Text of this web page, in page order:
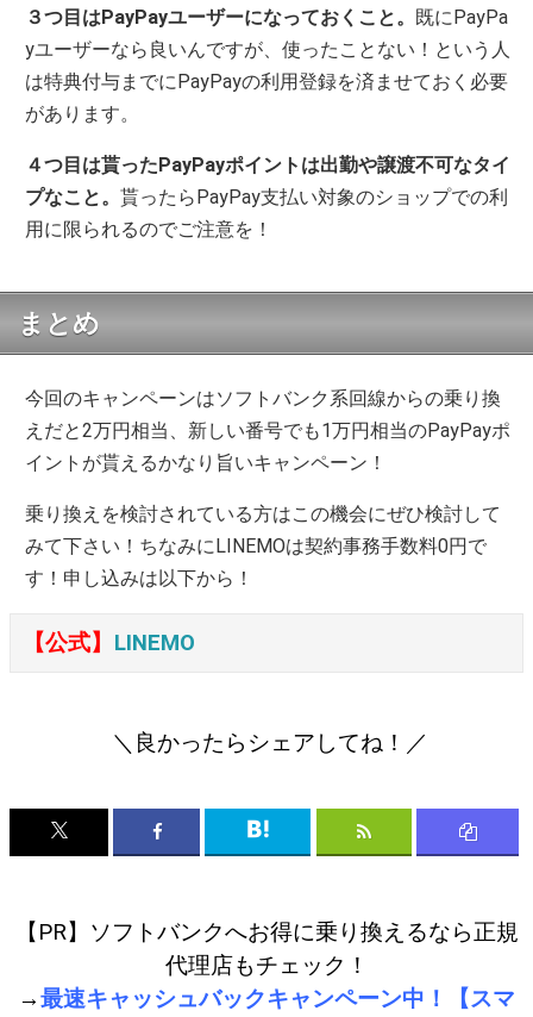
３つ目はPayPayユーザーになっておくこと。 既にPayPa
yユーザーなら良いんですが、使ったことない！という人
は特典付与までにPayPayの利用登録を済ませておく必要
があります。
４つ目は貰ったPayPayポイントは出勤や譲渡不可なタイ
プなこと。貰ったらPayPay支払い対象のショップでの利
用に限られるのでご注意を！
まとめ
今回のキャンペーンはソフトバンク系回線からの乗り換
えだと2万円相当、新しい番号でも1万円相当のPayPayポ
イントが貰えるかなり旨いキャンペーン！
乗り換えを検討されている方はこの機会にぜひ検討して
みて下さい！ちなみにLINEMOは契約事務手数料0円で
す！申し込みは以下から！
【公式】 LINEMO
＼良かったらシェアしてね！／
【PR】ソフトバンクへお得に乗り換えるなら正規
代理店もチェック！
→最速キャッシュバックキャンペーン中！【スマ